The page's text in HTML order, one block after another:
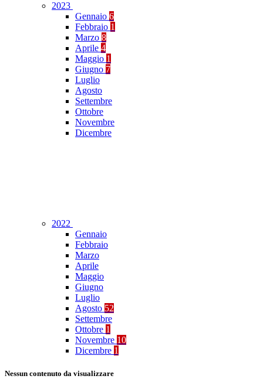
2023
Gennaio 6
Febbraio 1
Marzo 8
Aprile 4
Maggio 1
Giugno 7
Luglio
Agosto
Settembre
Ottobre
Novembre
Dicembre
2022
Gennaio
Febbraio
Marzo
Aprile
Maggio
Giugno
Luglio
Agosto 52
Settembre
Ottobre 1
Novembre 10
Dicembre 1
Nessun contenuto da visualizzare